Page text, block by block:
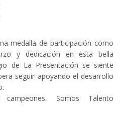
medalla de participación como
y dedicación en esta bella
de La Presentación se siente
seguir apoyando el desarrollo
Somos Talento